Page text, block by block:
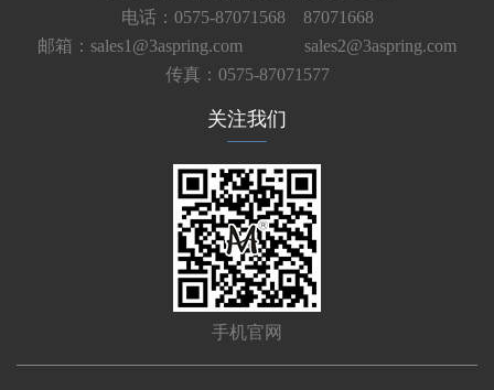
电话：0575-87071568 87071668
邮箱：sales1@3aspring.com
sales2@3aspring.com
传真：0575-87071577
关注我们
手机官网